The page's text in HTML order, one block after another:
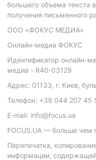
большего объема текста
получения письменного
ООО «ФОКУС МЕДИА»
Онлайн-медиа ФОКУС
Идентификатор онлайн-
медиа - R40-03129
Адрес: 01133, г. Киев,
Телефон: +38 044 207 45
E-mail: info@focus.ua
FOCUS.UA — больше чем
Перепечатка,
информации,